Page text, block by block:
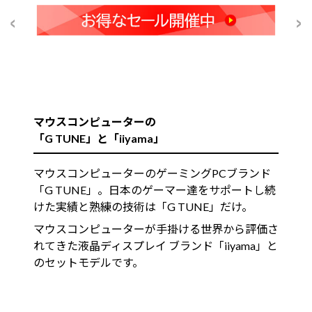
マウスコンピューターの
「G TUNE」と「iiyama」
マウスコンピューターのゲーミングPCブランド
「G TUNE」。日本のゲーマー達をサポートし続
けた実績と熟練の技術は「G TUNE」だけ。
マウスコンピューターが手掛ける世界から評価さ
れてきた液晶ディスプレイ ブランド「iiyama」と
のセットモデルです。